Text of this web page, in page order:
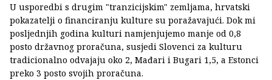
U usporedbi s drugim "tranzicijskim" zemljama, hrvatski
pokazatelji o financiranju kulture su poražavajući. Dok mi
posljednjih godina kulturi namjenjujemo manje od 0,8
posto državnog proračuna, susjedi Slovenci za kulturu
tradicionalno odvajaju oko 2, Mađari i Bugari 1,5, a Estonci
preko 3 posto svojih proračuna.